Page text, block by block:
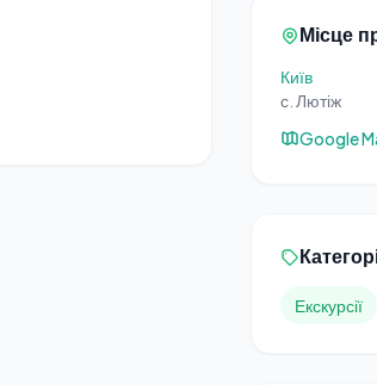
Місце
Київ
с. Лютіж
Google
Екскурсії